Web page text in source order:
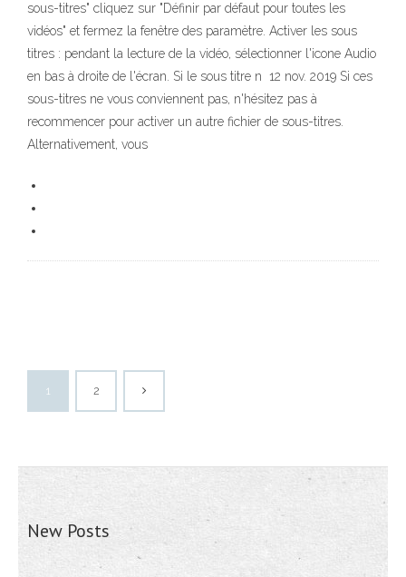
sous-titres" cliquez sur "Définir par défaut pour toutes les
vidéos" et fermez la fenêtre des paramètre. Activer les sous
titres : pendant la lecture de la vidéo, sélectionner l'icone Audio
en bas à droite de l'écran. Si le sous titre n 12 nov. 2019 Si ces
sous-titres ne vous conviennent pas, n'hésitez pas à
recommencer pour activer un autre fichier de sous-titres.
Alternativement, vous
1 2
New Posts